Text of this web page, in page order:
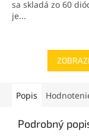
sa skladá zo 60
je...
Popis
Podrobný